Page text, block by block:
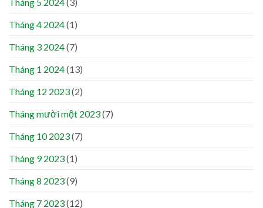
Tháng 4 2024(1)
Tháng 3 2024(7)
Tháng 1 2024(13)
Tháng 12 2023(2)
Tháng mười một 2023(7)
Tháng 10 2023(7)
Tháng 9 2023(1)
Tháng 8 2023(9)
Tháng 7 2023(12)